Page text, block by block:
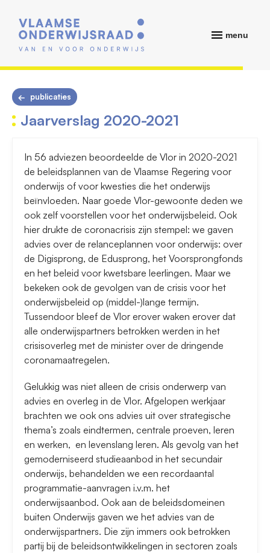
menu
publicaties
Jaarverslag 2020-2021
In 56 adviezen beoordeelde de Vlor in 2020-2021
de beleidsplannen van de Vlaamse Regering voor
onderwijs of voor kwesties die het onderwijs
beïnvloeden. Naar goede Vlor-gewoonte deden we
ook zelf voorstellen voor het onderwijsbeleid. Ook
hier drukte de coronacrisis zijn stempel: we gaven
advies over de relanceplannen voor onderwijs: over
de Digisprong, de Edusprong, het Voorsprongfonds
en het beleid voor kwetsbare leerlingen. Maar we
bekeken ook de gevolgen van de crisis voor het
onderwijsbeleid op (middel-)lange termijn.
Tussendoor bleef de Vlor erover waken erover dat
alle onderwijspartners betrokken werden in het
crisisoverleg met de minister over de dringende
coronamaatregelen.
Gelukkig was niet alleen de crisis onderwerp van
advies en overleg in de Vlor. Afgelopen werkjaar
brachten we ook ons advies uit over strategische
thema’s zoals eindtermen, centrale proeven, leren
en werken, en levenslang leren. Als gevolg van het
gemoderniseerd studieaanbod in het secundair
onderwijs, behandelden we een recordaantal
programmatie-aanvragen i.v.m. het
onderwijsaanbod. Ook aan de beleidsdomeinen
buiten Onderwijs gaven we het advies van de
onderwijspartners. Die zijn immers ook betrokken
partij bij de beleidsontwikkelingen in sectoren zoals